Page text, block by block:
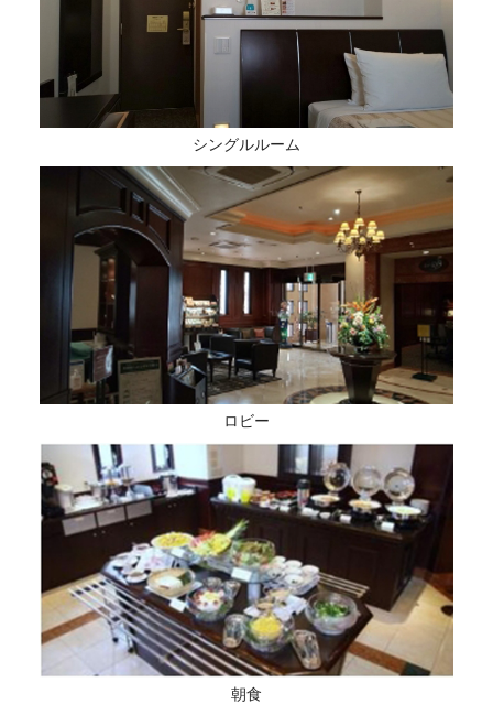
シングルルーム
ロビー
朝食